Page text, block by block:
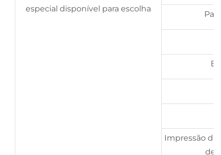
especial disponível para escolha
Impressão de
de